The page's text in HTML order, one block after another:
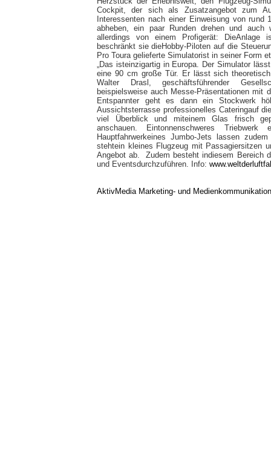
Cockpit, der sich als Zusatzangebot zum
Interessenten nach einer Einweisung von rund
abheben, ein paar Runden drehen und auch
allerdings von einem Profigerät:
beschränkt sie dieHobby-Piloten auf die
Pro Toura gelieferte Simulatorist in seiner Form
„Das isteinzigartig in Europa. Der Simulator
eine 90 cm große Tür. Er lässt sich
Walter Drasl, geschäftsführender
beispielsweise auch Messe-Präsentationen mit
Entspannter geht es dann ein Stockwerk
Aussichtsterrasse professionelles Cateringauf
viel Überblick und miteinem Glas frisch
anschauen. Eintonnenschweres
Hauptfahrwerkeines Jumbo-Jets lassen
stehtein kleines Flugzeug mit Passagiersitzen
Angebot ab. Zudem besteht indiesem Bereich
und Eventsdurchzuführen. Info:
AktivMedia Marketing- und